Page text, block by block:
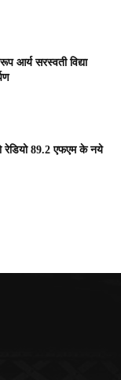
आर्य सरस्वती विद्या
रेडियो 89.2 एफएम के नये